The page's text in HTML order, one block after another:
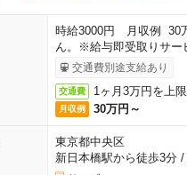
時給3000円 月収例 30
ん。※給与即受取りサー
交通費別途支給あり
交通費 1ヶ月3万円を上
月収例 30万円～
東京都中央区
新日本橋駅から徒歩3分/